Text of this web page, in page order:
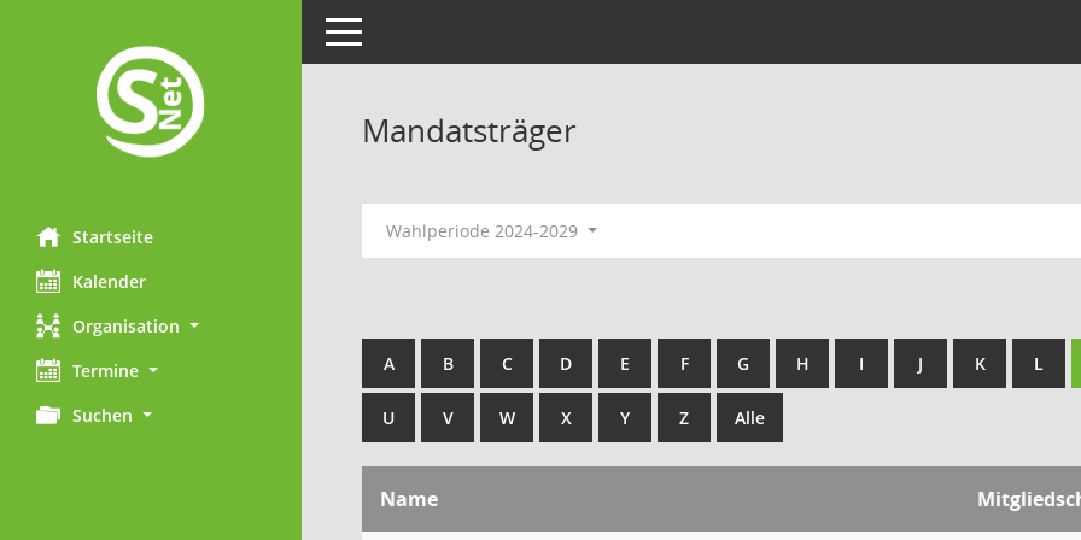
Startseite
Kalender
Organisation
Termine
Suchen
Toggle navigation
Mandatsträger
Wahlperiode 2024-2029
A B C D E F G H I J K L
U V W X Y Z Alle
Name